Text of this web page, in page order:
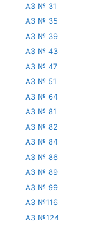
АЗ № 31
АЗ № 35
АЗ № 39
АЗ № 43
АЗ № 47
АЗ № 51
АЗ № 64
АЗ № 81
АЗ № 82
АЗ № 84
АЗ № 86
АЗ № 89
АЗ № 99
АЗ №116
АЗ №124